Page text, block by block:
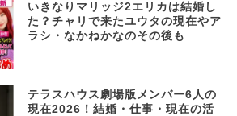
いきなりマリッジ2エリカは結婚し
た？チャリで来たユウタの現在やア
ラシ・なかねかなのその後も
テラスハウス劇場版メンバー6人の
現在2026！結婚・仕事・現在の活